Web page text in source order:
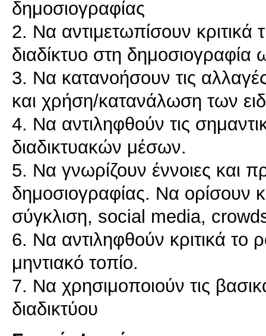
δημοσιογραφίας
2. Να αντιμετωπίσουν κριτικά
διαδίκτυο στη
3. Να κατανοήσουν τις
και χρήση/κατανάλωση των
4. Να αντιληφθούν τις
διαδικτυακών μέσων.
5. Να γνωρίζουν έννοιες και
δημοσιογραφίας. Να ορίσουν
σύγκλιση, social media,
6. Να αντιληφθούν κριτικά το
μηντιακό τοπίο.
7. Nα χρησιμοποιούν τις
διαδικτύου